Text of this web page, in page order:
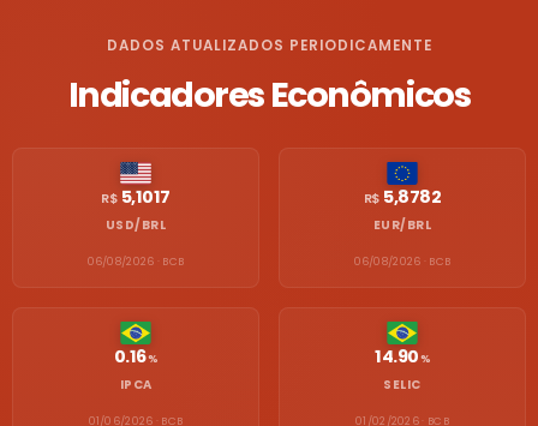
DADOS ATUALIZADOS PERIODICAMENTE
Indicadores Econômicos
R$ 5,1017
USD/BRL
06/08/2026 · BCB
R$ 5,8782
EUR/BRL
06/08/2026 · BCB
0.16%
IPCA
01/06/2026 · BCB
14.90%
SELIC
01/02/2026 · BCB